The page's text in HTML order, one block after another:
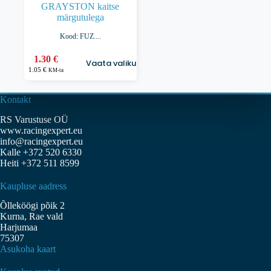
GRAYSTON kaitse
märgutulega
Kood: FUZ....
1.30€
1.05€ KM-ta
Vaata valikuid
Sellel
tootel
varianti.
saab
teha
tootelehel.
Kontakt
RS Varustuse OÜ
www.racingexpert.eu
info@racingexpert.eu
Kalle +372 520 6330
Heiti +372 511 8599
Kaupluse aadress
Õlleköögi põik 2
Kurna, Rae vald
Harjumaa
75307
Asukoha kaart